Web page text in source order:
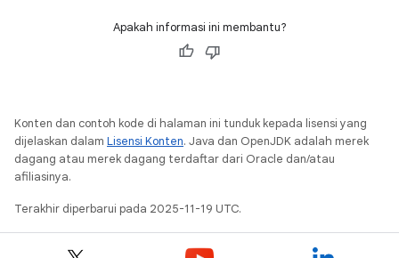
Apakah informasi ini membantu?
Konten dan contoh kode di halaman ini tunduk kepada lisensi yang
dijelaskan dalam Lisensi Konten. Java dan OpenJDK adalah merek
dagang atau merek dagang terdaftar dari Oracle dan/atau
afiliasinya.
Terakhir diperbarui pada 2025-11-19 UTC.